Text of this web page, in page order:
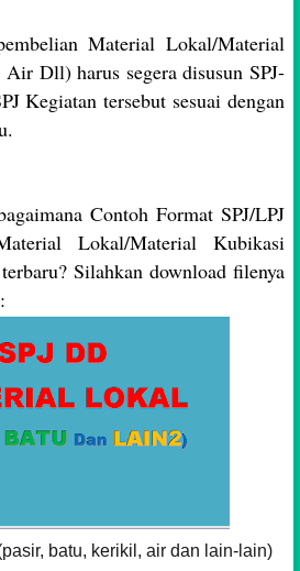
Material Lokal/Material
Dll) harus segera disusun SPJ-
Kegiatan tersebut sesuai dengan
Contoh Format SPJ/LPJ
Lokal/Material Kubikasi
Silahkan download filenya
batu, kerikil, air dan lain-lain)